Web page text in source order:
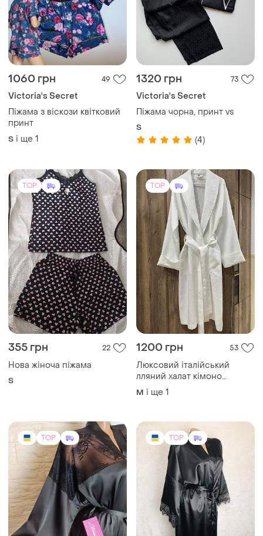
1060 грн 49
Victoria's Secret
Піжама з віскози квітковий
принт
S і ще 1
1320 грн 73
Victoria's Secret
Піжама чорна, принт vs
S
(4)
TOP
355 грн 22
Нова жіноча піжама
S
TOP
1200 грн 53
Люксовий італійський
лляний халат кімоно
viscontea di milano, 100%
льон (made in italy)
M і ще 1
TOP TOP